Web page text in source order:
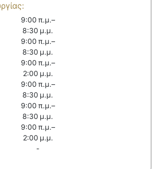
9:00 π.μ.–
8:30 μ.μ.
9:00 π.μ.–
8:30 μ.μ.
9:00 π.μ.–
2:00 μ.μ.
9:00 π.μ.–
8:30 μ.μ.
9:00 π.μ.–
8:30 μ.μ.
9:00 π.μ.–
2:00 μ.μ.
-